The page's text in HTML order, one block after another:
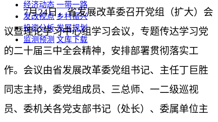
经济动态 一带一路
发改视点 乡村振兴
投资分析 发展规划
监测预测 文库下载
7月24日，省发展改革委召开党组（扩大）会
议暨理论学习中心组学习会议，专题传达学习党
的二十届三中全会精神，安排部署贯彻落实工
作。会议由省发展改革委党组书记、主任丁巨胜
同志主持，委党组成员、三总师、一二级巡视
员、委机关各党支部书记（处长）、委属单位主